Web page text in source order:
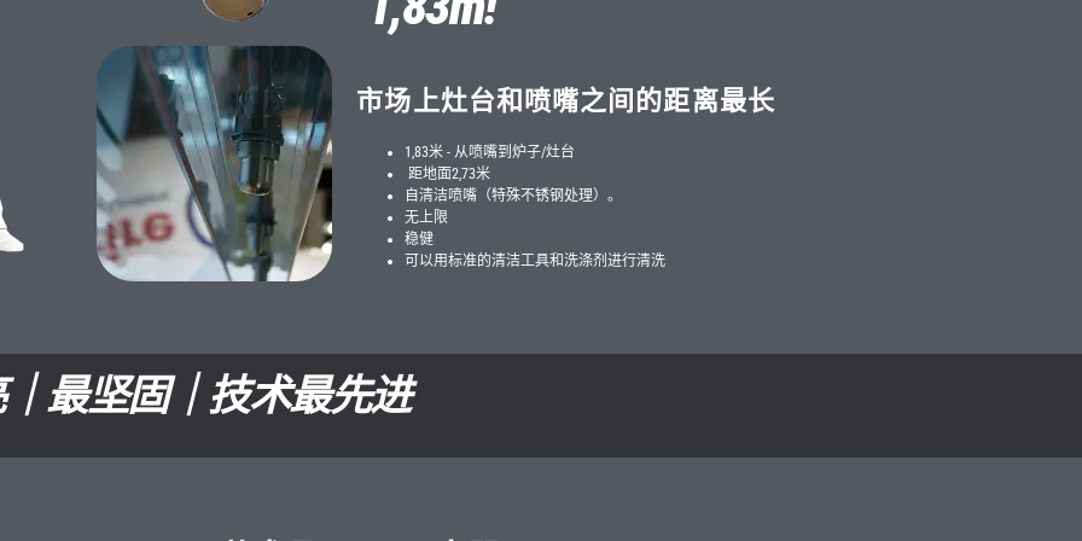
市场上灶台和喷嘴之间的距离最长
1,83米 - 从喷嘴到炉子/灶台
距地面2,73米
自清洁喷嘴（特殊不锈钢处理）。
无上限
稳健
可以用标准的清洁工具和洗涤剂进行清洗
最坚固｜技术最先进